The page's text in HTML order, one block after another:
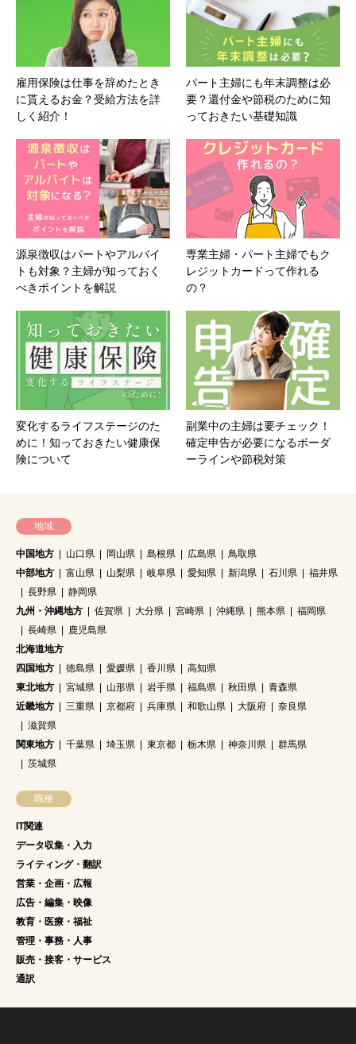
雇用保険は仕事を辞めたとき
に貰えるお金？受給方法を詳
しく紹介！
パート主婦にも年末調整は必
要？還付金や節税のために知
っておきたい基礎知識
源泉徴収はパートやアルバイ
トも対象？主婦が知っておく
べきポイントを解説
専業主婦・パート主婦でもク
レジットカードって作れる
の？
変化するライフステージのた
めに！知っておきたい健康保
険について
副業中の主婦は要チェック！
確定申告が必要になるボーダ
ーラインや節税対策
地域
中国地方 山口県 岡山県 島根県 広島県
鳥取県
中部地方
富山県 山梨県 岐阜県 愛知県 新潟県 石川県
福井県
長野県
静岡県
九州・沖縄地方
佐賀県 大分県 宮崎県 沖縄県 熊本県
福岡県
長崎県
鹿児島県
北海道地方
四国地方
徳島県 愛媛県 香川県
高知県
東北地方
宮城県 山形県 岩手県 福島県 秋田県
青森県
近畿地方
三重県 京都府 兵庫県 和歌山県 大阪府
奈良県
滋賀県
関東地方
千葉県 埼玉県 東京都 栃木県 神奈川県
群馬県
茨城県
職種
IT関連
データ収集・入力
ライティング・翻訳
営業・企画・広報
広告・編集・映像
教育・医療・福祉
管理・事務・人事
販売・接客・サービス
通訳